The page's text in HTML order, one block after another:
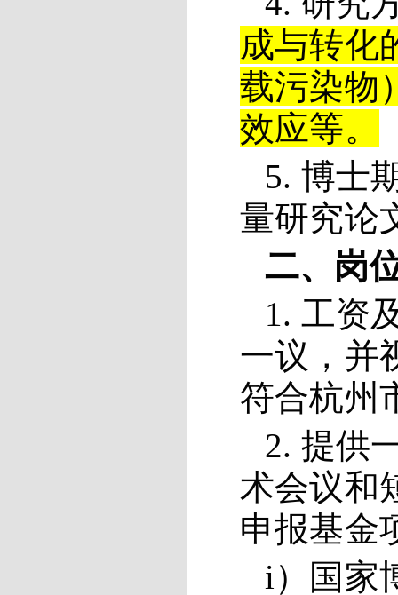
成与转化
载污染物
效应等。
5. 博士
量研究论
二、岗
1. 工资
一议，并
符合杭州
2. 提供
术会议和
申报基金
i）国家